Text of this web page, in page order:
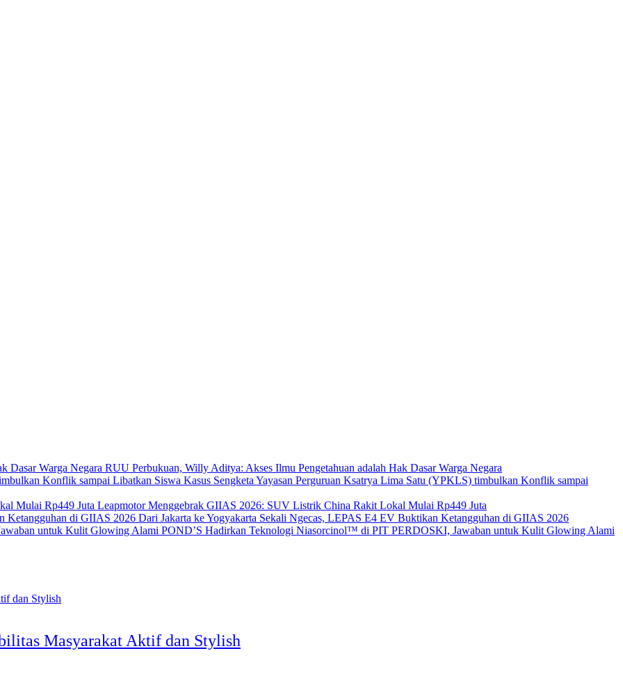
RUU Perbukuan, Willy Aditya: Akses Ilmu Pengetahuan adalah Hak Dasar Warga Negara
Kasus Sengketa Yayasan Perguruan Ksatrya Lima Satu (YPKLS) timbulkan Konflik sampai
Leapmotor Menggebrak GIIAS 2026: SUV Listrik China Rakit Lokal Mulai Rp449 Juta
Dari Jakarta ke Yogyakarta Sekali Ngecas, LEPAS E4 EV Buktikan Ketangguhan di GIIAS 2026
POND’S Hadirkan Teknologi Niasorcinol™ di PIT PERDOSKI, Jawaban untuk Kulit Glowing Alami
Masyarakat Aktif dan Stylish